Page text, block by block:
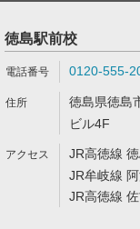
徳島駅前校
0120-555-
徳島県徳島
ビル4F
JR高徳線
JR牟岐線
JR高徳線